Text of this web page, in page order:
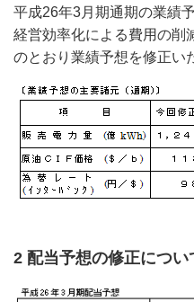
平成26年3月期通期の業績
経営効率化による費用の削
のとおり業績予想を修正い
2 配当予想の修正につい